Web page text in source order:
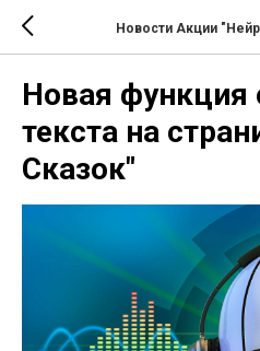
Новости Акции
Новая функция
текста на
Сказок"